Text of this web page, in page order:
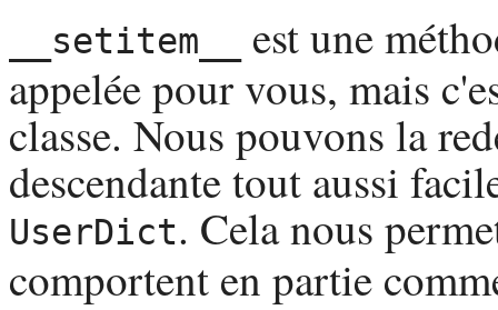
__setitem__
est une
appelée pour vous, mais
classe. Nous pouvons la
descendante tout aussi
UserDict. Cela nous
comportent en partie